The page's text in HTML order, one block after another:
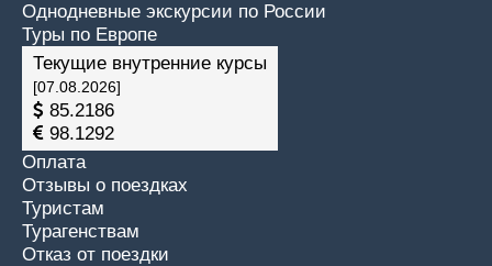
Однодневные экскурсии по России
Туры по Европе
Текущие внутренние курсы
[07.08.2026]
85.2186
98.1292
Оплата
Отзывы о поездках
Туристам
Турагенствам
Отказ от поездки